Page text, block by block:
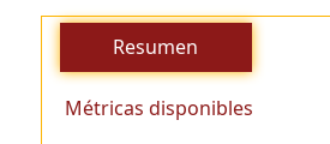
Resumen
Métricas disponibles